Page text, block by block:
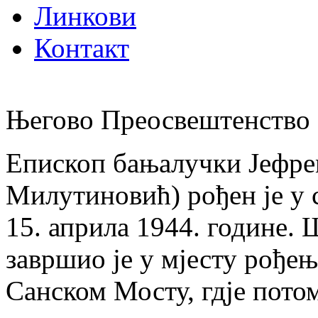
Линкови
Контакт
Његово
Епископ бањалучки
Милутиновић) рођен је у
15. априла 1944. године.
завршио је у мјесту
Санском Мосту, гдје